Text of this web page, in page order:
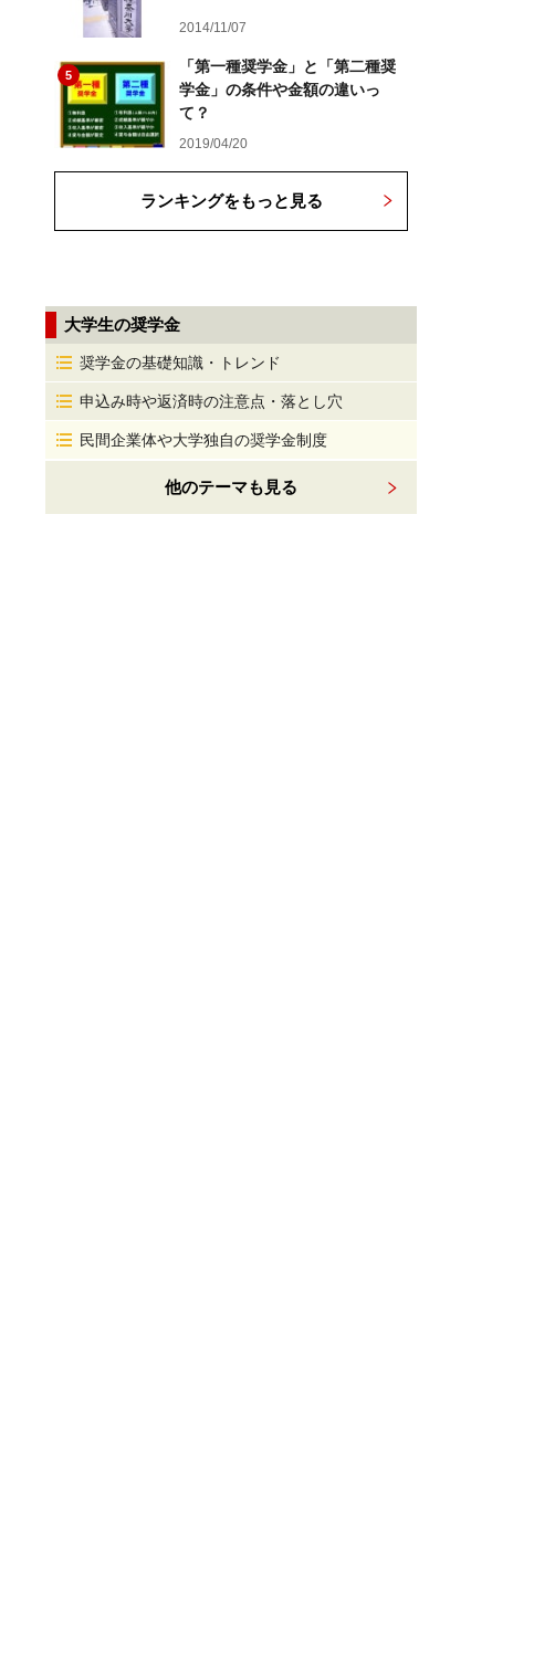
2014/11/07
5
「第一種奨学金」と「第二種奨
学金」の条件や金額の違いっ
て？
2019/04/20
ランキングをもっと見る
大学生の奨学金
奨学金の基礎知識・トレンド
申込み時や返済時の注意点・落とし穴
民間企業体や大学独自の奨学金制度
他のテーマも見る